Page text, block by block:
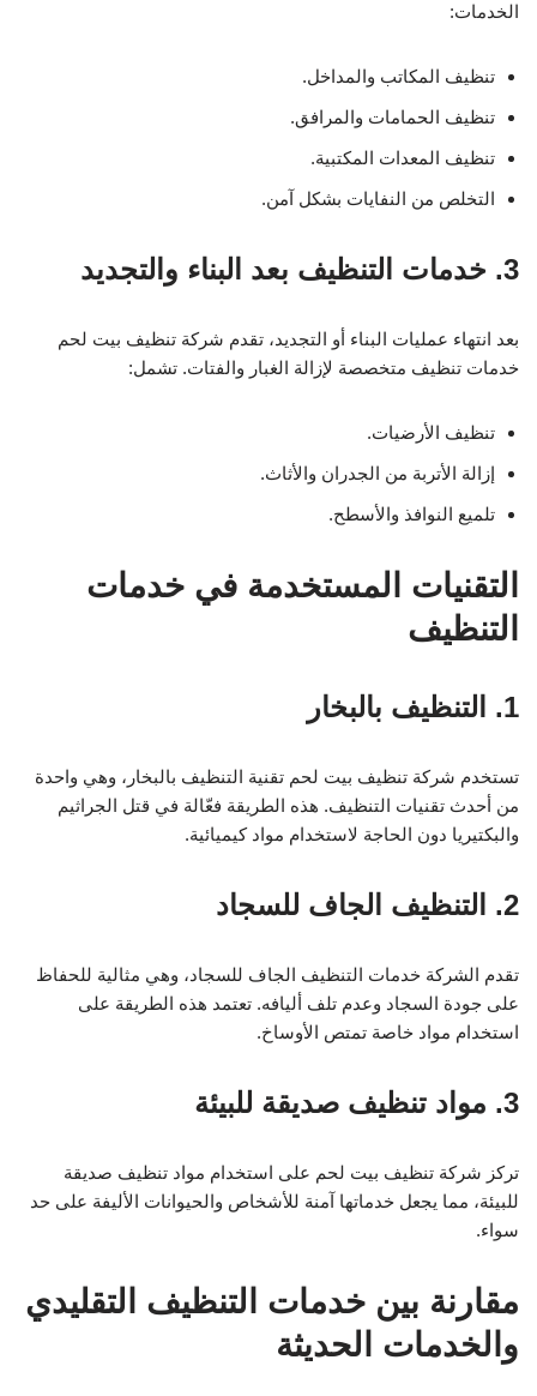
الخدمات:
تنظيف المكاتب والمداخل.
تنظيف الحمامات والمرافق.
تنظيف المعدات المكتبية.
التخلص من النفايات بشكل آمن.
3. خدمات التنظيف بعد البناء والتجديد
بعد انتهاء عمليات البناء أو التجديد، تقدم شركة تنظيف بيت لحم
خدمات تنظيف متخصصة لإزالة الغبار والفتات. تشمل:
تنظيف الأرضيات.
إزالة الأتربة من الجدران والأثاث.
تلميع النوافذ والأسطح.
التقنيات المستخدمة في خدمات
التنظيف
1. التنظيف بالبخار
تستخدم شركة تنظيف بيت لحم تقنية التنظيف بالبخار، وهي واحدة
من أحدث تقنيات التنظيف. هذه الطريقة فعّالة في قتل الجراثيم
والبكتيريا دون الحاجة لاستخدام مواد كيميائية.
2. التنظيف الجاف للسجاد
تقدم الشركة خدمات التنظيف الجاف للسجاد، وهي مثالية للحفاظ
على جودة السجاد وعدم تلف أليافه. تعتمد هذه الطريقة على
استخدام مواد خاصة تمتص الأوساخ.
3. مواد تنظيف صديقة للبيئة
تركز شركة تنظيف بيت لحم على استخدام مواد تنظيف صديقة
للبيئة، مما يجعل خدماتها آمنة للأشخاص والحيوانات الأليفة على حد
سواء.
مقارنة بين خدمات التنظيف التقليدي
والخدمات الحديثة